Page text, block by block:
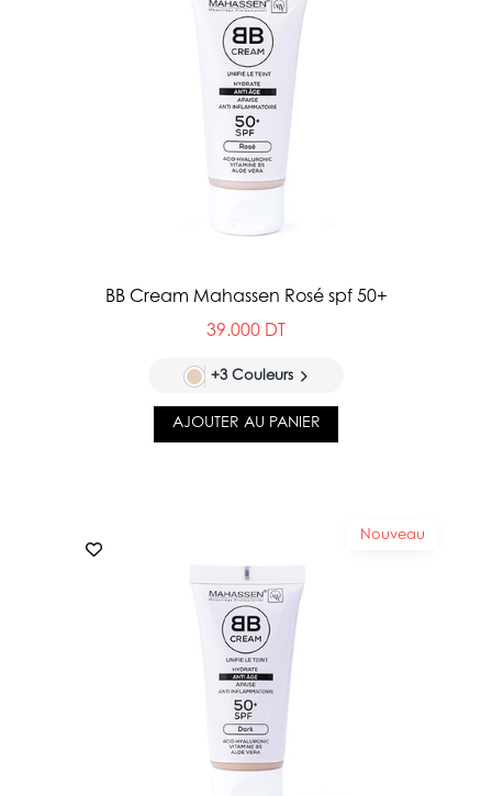
BB Cream Mahassen Rosé spf 50+
39.000 DT
+3 Couleurs
AJOUTER AU PANIER
Nouveau